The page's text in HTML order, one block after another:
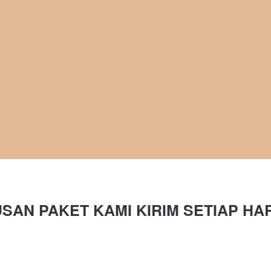
PAKET KAMI KIRIM SETIAP